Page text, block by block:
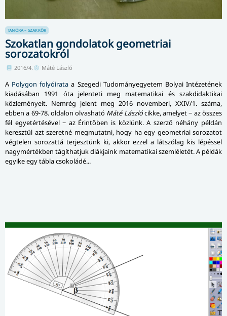
TANÓRA – SZAKKÖR
Szokatlan gondolatok geometriai
sorozatokról
2016/4. Máté László
A Polygon folyóirata a Szegedi Tudományegyetem Bolyai Intézetének
kiadásában 1991 óta jelenteti meg matematikai és szakdidaktikai
közleményeit. Nemrég jelent meg 2016 novemberi, XXIV/1. száma,
ebben a 69-78. oldalon olvasható Máté Lászlócikke, amelyet − az összes
fél egyetértésével − az Érintőben is közlünk. A szerző néhány példán
keresztül azt szeretné megmutatni, hogy ha egy geometriai sorozatot
végtelen sorozattá terjesztünk ki, akkor ezzel a látszólag kis lépéssel
nagymértékben tágíthatjuk diákjaink matematikai szemléletét. A példák
egyike egy tábla csokoládé...